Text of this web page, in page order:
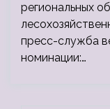
региональных
пресс-служба
номинации:…